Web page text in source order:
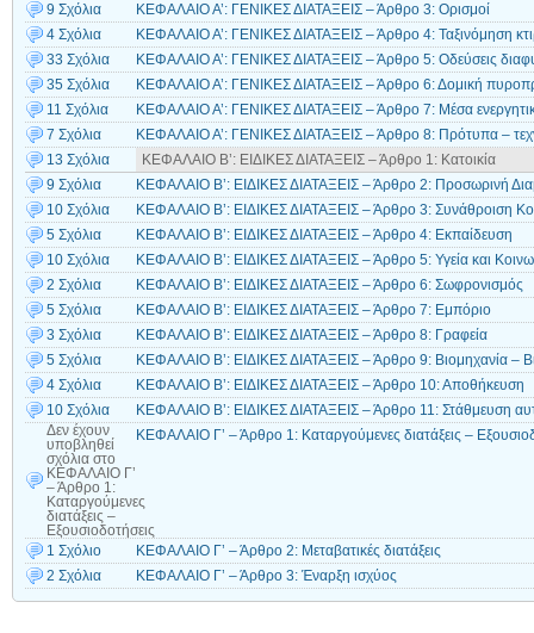
9 Σχόλια
ΚΕΦΑΛΑΙΟ Α’: ΓΕΝΙΚΕΣ ΔΙΑΤΑΞΕΙΣ – Άρθρο 3: Ορισμοί
4 Σχόλια
ΚΕΦΑΛΑΙΟ Α’: ΓΕΝΙΚΕΣ ΔΙΑΤΑΞΕΙΣ – Άρθρο 4: Ταξινόμηση
33 Σχόλια
ΚΕΦΑΛΑΙΟ Α’: ΓΕΝΙΚΕΣ ΔΙΑΤΑΞΕΙΣ – Άρθρο 5: Οδεύσεις
35 Σχόλια
ΚΕΦΑΛΑΙΟ Α’: ΓΕΝΙΚΕΣ ΔΙΑΤΑΞΕΙΣ – Άρθρο 6: Δομική
11 Σχόλια
ΚΕΦΑΛΑΙΟ Α’: ΓΕΝΙΚΕΣ ΔΙΑΤΑΞΕΙΣ – Άρθρο 7: Μέσα
7 Σχόλια
ΚΕΦΑΛΑΙΟ Α’: ΓΕΝΙΚΕΣ ΔΙΑΤΑΞΕΙΣ – Άρθρο 8: Πρότυπα –
13 Σχόλια
ΚΕΦΑΛΑΙΟ Β’: ΕΙΔΙΚΕΣ ΔΙΑΤΑΞΕΙΣ – Άρθρο 1: Κατοικία
9 Σχόλια
ΚΕΦΑΛΑΙΟ Β’: ΕΙΔΙΚΕΣ ΔΙΑΤΑΞΕΙΣ – Άρθρο 2: Προσωρινή
10 Σχόλια
ΚΕΦΑΛΑΙΟ Β’: ΕΙΔΙΚΕΣ ΔΙΑΤΑΞΕΙΣ – Άρθρο 3: Συνάθροιση
5 Σχόλια
ΚΕΦΑΛΑΙΟ Β’: ΕΙΔΙΚΕΣ ΔΙΑΤΑΞΕΙΣ – Άρθρο 4: Εκπαίδευση
10 Σχόλια
ΚΕΦΑΛΑΙΟ Β’: ΕΙΔΙΚΕΣ ΔΙΑΤΑΞΕΙΣ – Άρθρο 5: Υγεία και
2 Σχόλια
ΚΕΦΑΛΑΙΟ Β’: ΕΙΔΙΚΕΣ ΔΙΑΤΑΞΕΙΣ – Άρθρο 6: Σωφρονισμός
5 Σχόλια
ΚΕΦΑΛΑΙΟ Β’: ΕΙΔΙΚΕΣ ΔΙΑΤΑΞΕΙΣ – Άρθρο 7: Εμπόριο
3 Σχόλια
ΚΕΦΑΛΑΙΟ Β’: ΕΙΔΙΚΕΣ ΔΙΑΤΑΞΕΙΣ – Άρθρο 8: Γραφεία
5 Σχόλια
ΚΕΦΑΛΑΙΟ Β’: ΕΙΔΙΚΕΣ ΔΙΑΤΑΞΕΙΣ – Άρθρο 9: Βιομηχανία –
4 Σχόλια
ΚΕΦΑΛΑΙΟ Β’: ΕΙΔΙΚΕΣ ΔΙΑΤΑΞΕΙΣ – Άρθρο 10: Αποθήκευση
10 Σχόλια
ΚΕΦΑΛΑΙΟ Β’: ΕΙΔΙΚΕΣ ΔΙΑΤΑΞΕΙΣ – Άρθρο 11: Στάθμευση
Δεν έχουν
υποβληθεί
σχόλια στο
ΚΕΦΑΛΑΙΟ Γ’
– Άρθρο 1:
Καταργούμενες
διατάξεις –
Εξουσιοδοτήσεις
ΚΕΦΑΛΑΙΟ Γ’ – Άρθρο 1: Καταργούμενες διατάξεις –
1 Σχόλιο
ΚΕΦΑΛΑΙΟ Γ’ – Άρθρο 2: Μεταβατικές διατάξεις
2 Σχόλια
ΚΕΦΑΛΑΙΟ Γ’ – Άρθρο 3: Έναρξη ισχύος